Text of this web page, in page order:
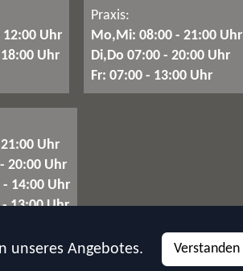
unseres Angebotes. Verstanden
Uhr
Uhr
Praxis:
Mo,Mi: 08:00 - 21:00 Uhr
Di,Do 07:00 - 20:00 Uhr
Fr: 07:00 - 13:00 Uhr
Uhr
20:00 Uhr
- 14:00 Uhr
13:00 Uhr